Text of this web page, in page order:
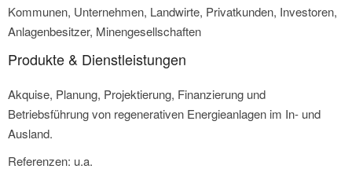
Kommunen, Unternehmen, Landwirte, Privatkunden, Investoren,
Anlagenbesitzer, Minengesellschaften
Produkte & Dienstleistungen
Akquise, Planung, Projektierung, Finanzierung und
Betriebsführung von regenerativen Energieanlagen im In- und
Ausland.
Referenzen: u.a.